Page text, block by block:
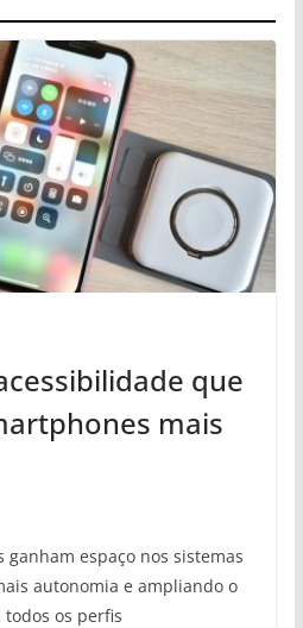
que
mais
ganham espaço nos sistemas
autonomia e ampliando o
os perfis